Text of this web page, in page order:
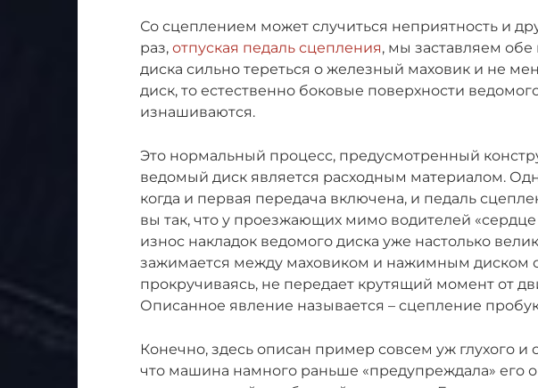
Со сцеплением может случиться неприятность и
раз, отпуская педаль сцепления, мы заставляем
диска сильно тереться о железный маховик и не
диск, то естественно боковые поверхности
изнашиваются.
Это нормальный процесс, предусмотренный
ведомый диск является расходным материалом.
когда и первая передача включена, и педаль
вы так, что у проезжающих мимо водителей
износ накладок ведомого диска уже настолько
зажимается между маховиком и нажимным диском
прокручиваясь, не передает крутящий момент от
Описанное явление называется – сцепление
Конечно, здесь описан пример совсем уж глухого и
что машина намного раньше «предупреждала» его о